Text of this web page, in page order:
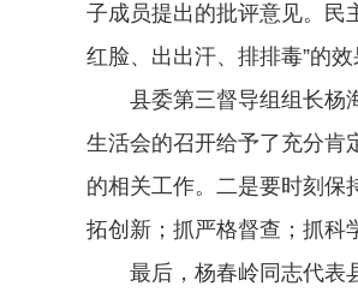
子成员提出的批评意见。民
红脸、出出汗、排排毒”的效
县委第三督导组组长杨海
生活会的召开给予了充分肯
的相关工作。二是要时刻保
拓创新；抓严格督查；抓科
最后，杨春岭同志代表县